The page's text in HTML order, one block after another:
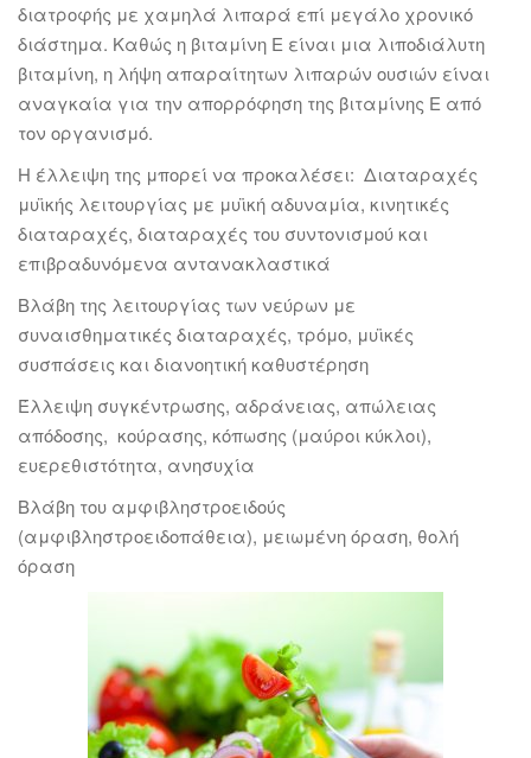
διατροφής με χαμηλά λιπαρά επί μεγάλο χρονικό
διάστημα. Καθώς η βιταμίνη Ε είναι μια λιποδιάλυτη
βιταμίνη, η λήψη απαραίτητων λιπαρών ουσιών είναι
αναγκαία για την απορρόφηση της βιταμίνης Ε από
τον οργανισμό.
Η έλλειψη της μπορεί να προκαλέσει: Διαταραχές
μυϊκής λειτουργίας με μυϊκή αδυναμία, κινητικές
διαταραχές, διαταραχές του συντονισμού και
επιβραδυνόμενα αντανακλαστικά
Βλάβη της λειτουργίας των νεύρων με
συναισθηματικές διαταραχές, τρόμο, μυϊκές
συσπάσεις και διανοητική καθυστέρηση
Έλλειψη συγκέντρωσης, αδράνειας, απώλειας
απόδοσης, κούρασης, κόπωσης (μαύροι κύκλοι),
ευερεθιστότητα, ανησυχία
Βλάβη του αμφιβληστροειδούς
(αμφιβληστροειδοπάθεια), μειωμένη όραση, θολή
όραση